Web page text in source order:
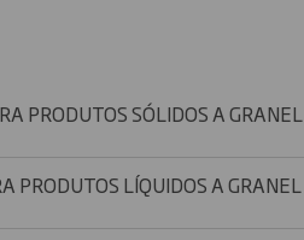
PRODUTOS SÓLIDOS A GRANEL
PRODUTOS LÍQUIDOS A GRANEL